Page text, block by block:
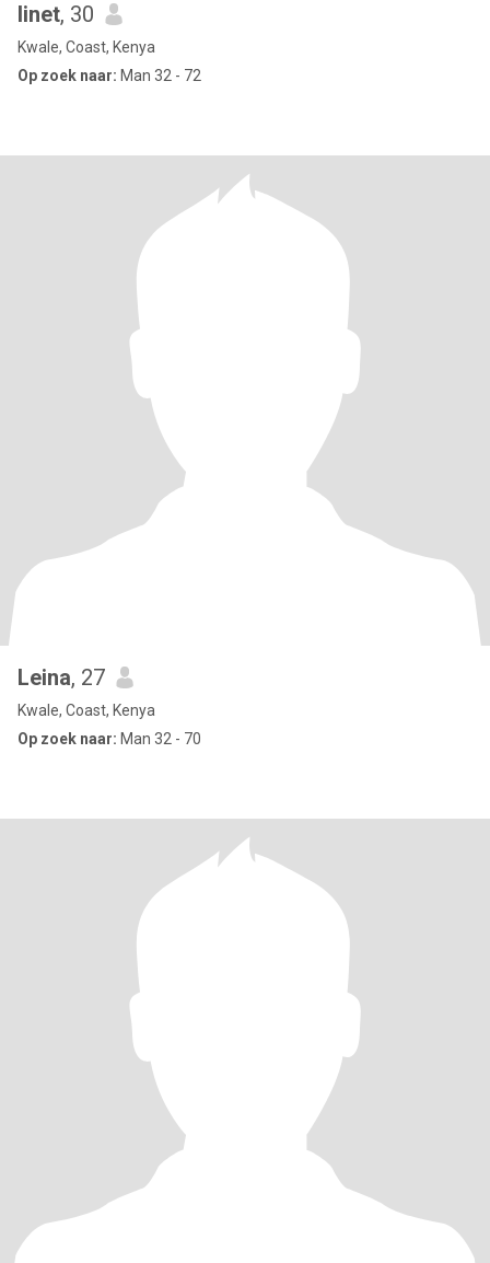
linet, 30
Kwale, Coast, Kenya
Op zoek naar: Man 32 - 72
Leina, 27
Kwale, Coast, Kenya
Op zoek naar: Man 32 - 70